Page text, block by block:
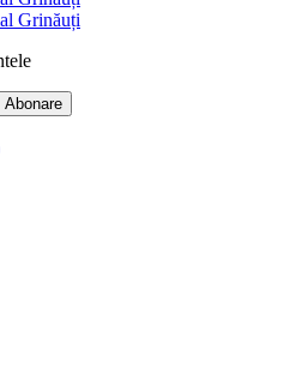
Abonare